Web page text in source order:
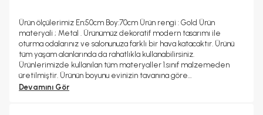
Ürün ölçülerimiz En:50cm Boy:70cm Ürün rengi : Gold Ürün
materyali ; Metal . Ürünümüz dekoratif modern tasarımı ile
oturma odalarınız ve salonunuza farklı bir hava katacaktır. Ürünü
tüm yaşam alanlarında da rahatlıkla kullanabilirsiniz.
Ürünlerimizde kullanılan tüm materyaller 1.sınıf malzemeden
üretilmiştir. Ürünün boyunu evinizin tavanına göre
ayarlayabilirsiniz. 24 ay garanti kapsamındadır.
Devamını Gör